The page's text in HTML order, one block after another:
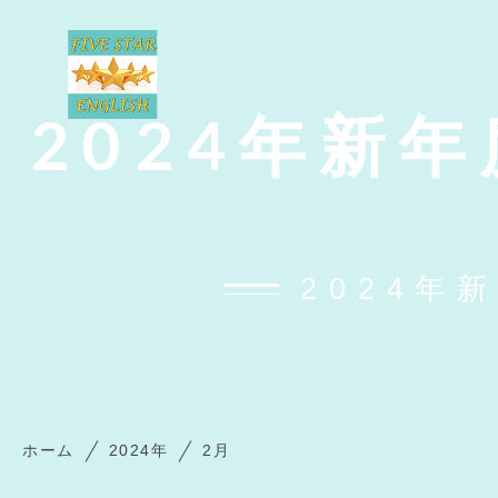
2024年新年
2024年新
ホーム 2024年 2月